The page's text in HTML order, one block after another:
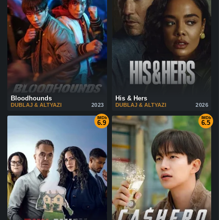
Bloodhounds
2023
DUBLAJ & ALTYAZI
His & Hers
2026
DUBLAJ & ALTYAZI
IMDb
6.9
IMDb
6.5